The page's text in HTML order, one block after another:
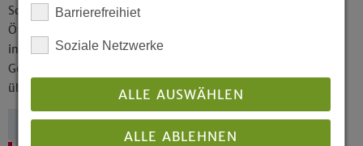
Sozialarbeit, betreibt Bildungs-, Frauen- und
Öffentlichkeitsarbeit. Einige dieser Aufgaben sind
innerhalb des Kirchenkreises den drei
Gemeindeverbänden Gladbeck, Bottrop und Dorsten
übertragen.
Zurück zur Übersicht
Barrierefreihiet
Soziale Netzwerke
ALLE AUSWÄHLEN
ALLE ABLEHNEN